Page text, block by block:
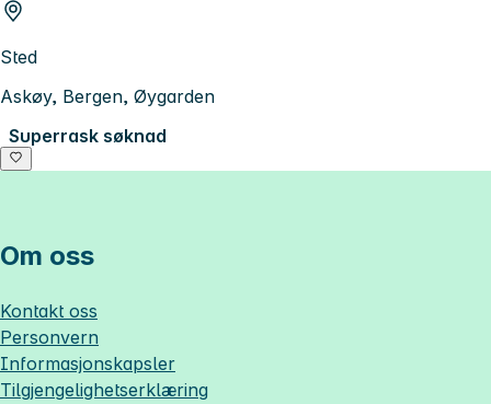
Sted
Askøy, Bergen, Øygarden
Superrask søknad
Om oss
Kontakt oss
Personvern
Informasjonskapsler
Tilgjengelighetserklæring